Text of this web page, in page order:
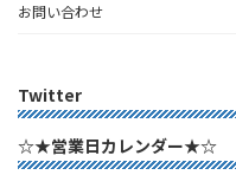
お問い合わせ
Twitter
☆★営業日カレンダー★☆